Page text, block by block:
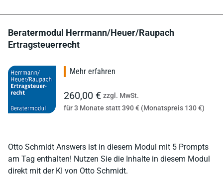
Beratermodul Herrmann/Heuer/Raupach
Ertragsteuerrecht
Otto Schmidt Answers ist in diesem Modul mit 5 Prompts
am Tag enthalten! Nutzen Sie die Inhalte in diesem Modul
direkt mit der KI von Otto Schmidt.
Mehr erfahren
260,00 € zzgl. MwSt.
für 3 Monate statt 390 € (Monatspreis 130 €)